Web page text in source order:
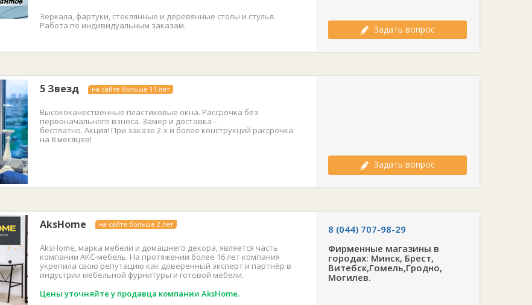
Зеркала, фартуки, стеклянные и деревянные столы и стулья.
Работа по индивидуальным заказам.
Задать вопрос
5 Звезд на сайте больше 11 лет
Высококачественные пластиковые окна. Рассрочка без
первоначального взноса. Замер и доставка –
бесплатно. Акция! При заказе 2-х и более конструкций рассрочка
на 8 месяцев!
Задать вопрос
AksHome на сайте больше 2 лет
AksHome, марка мебели и домашнего декора, является часть
компании АКС-мебель. На протяжении более 16 лет компания
укрепила свою репутацию как доверенный эксперт и партнёр в
индустрии мебельной фурнитуры и готовой мебели.
Цены уточняйте у продавца компании AksHome.
8 (044) 707-98-29
Фирменные магазины в
городах: Минск, Брест,
Витебск,Гомель,Гродно,
Могилев.